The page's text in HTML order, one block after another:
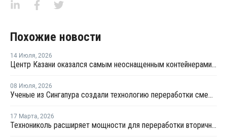
Похожие новости
14 Июля, 2026
Центр Казани оказался самым неоснащенным контейнерами раздельного сбора отходов
08 Июля, 2026
Ученые из Сингапура создали технологию переработки смешанного пластика без участия растворителя
17 Марта, 2026
Технониколь расширяет мощности для переработки вторичных пластмасс